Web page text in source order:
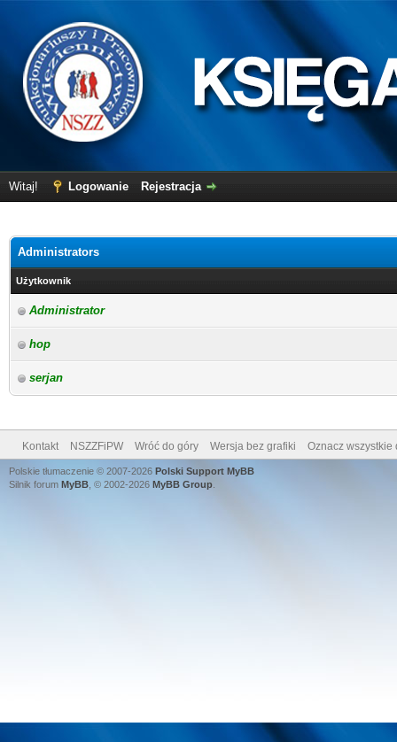
Witaj! Logowanie Rejestracja
Administrators
Użytkownik
Administrator
hop
serjan
Kontakt NSZZFiPW Wróć do góry Wersja bez grafiki Oznacz wszystkie
Polskie tłumaczenie © 2007-2026 Polski Support MyBB
Silnik forum MyBB , © 2002-2026 MyBB Group